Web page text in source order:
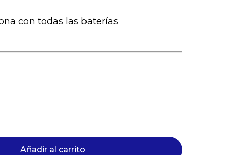
con todas las baterías
Añadir al carrito